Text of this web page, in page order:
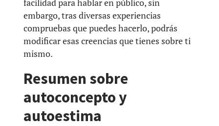
facilidad para hablar en público, sin
embargo, tras diversas experiencias
compruebas que puedes hacerlo, podrás
modificar esas creencias que tienes sobre ti
mismo.
Resumen sobre
autoconcepto y
autoestima